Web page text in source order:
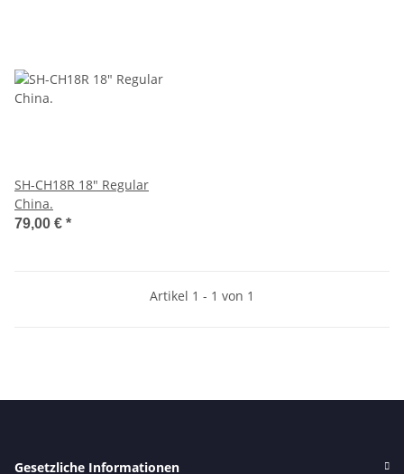
SH-CH18R 18" Regular
China.
79,00 € *
Artikel 1 - 1 von 1
Gesetzliche Informationen